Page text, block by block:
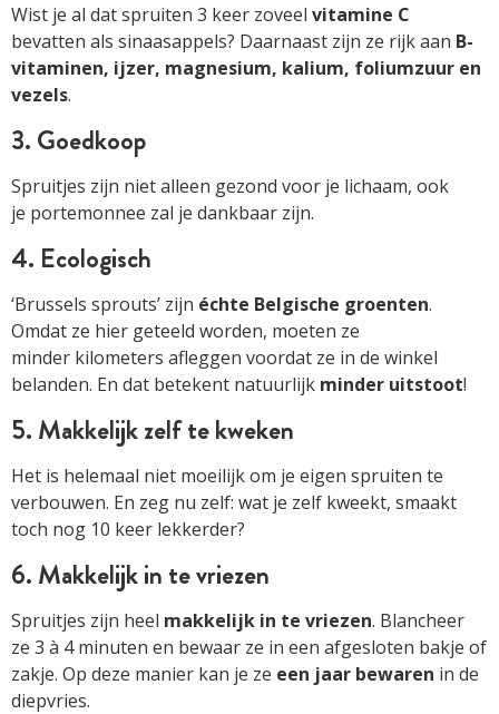
Wist je al dat spruiten 3 keer zoveel vitamine C
bevatten als sinaasappels? Daarnaast zijn ze rijk aan B-
vitaminen, ijzer, magnesium, kalium, foliumzuur en
vezels.
3. Goedkoop
Spruitjes zijn niet alleen gezond voor je lichaam, ook
je portemonnee zal je dankbaar zijn.
4. Ecologisch
‘Brussels sprouts’ zijn échte Belgische groenten.
Omdat ze hier geteeld worden, moeten ze
minder kilometers afleggen voordat ze in de winkel
belanden. En dat betekent natuurlijk minder uitstoot!
5. Makkelijk zelf te kweken
Het is helemaal niet moeilijk om je eigen spruiten te
verbouwen. En zeg nu zelf: wat je zelf kweekt, smaakt
toch nog 10 keer lekkerder?
6. Makkelijk in te vriezen
Spruitjes zijn heel makkelijk in te vriezen. Blancheer
ze 3 à 4 minuten en bewaar ze in een afgesloten bakje of
zakje. Op deze manier kan je ze een jaar bewaren in de
diepvries.